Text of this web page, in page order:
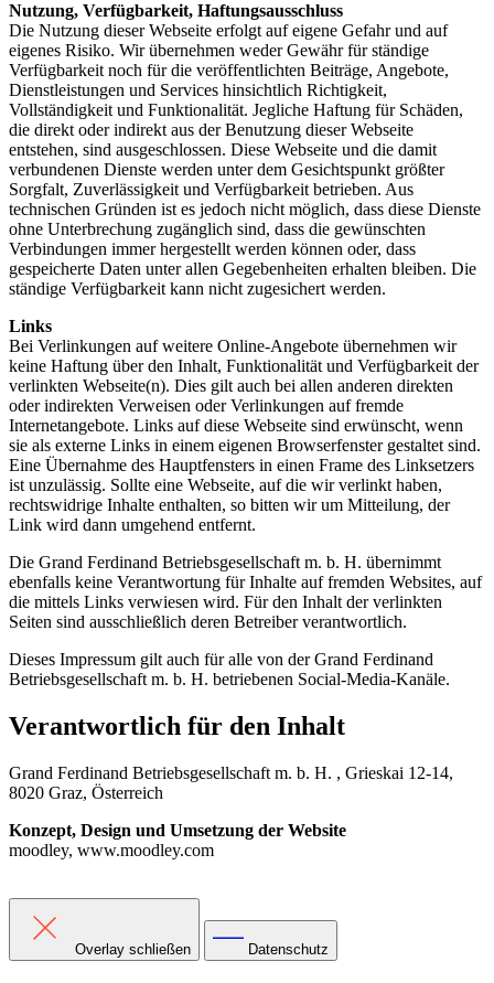
Nutzung, Verfügbarkeit, Haftungsausschluss
Die Nutzung dieser Webseite erfolgt auf eigene Gefahr und auf
eigenes Risiko. Wir übernehmen weder Gewähr für ständige
Verfügbarkeit noch für die veröffentlichten Beiträge, Angebote,
Dienstleistungen und Services hinsichtlich Richtigkeit,
Vollständigkeit und Funktionalität. Jegliche Haftung für Schäden,
die direkt oder indirekt aus der Benutzung dieser Webseite
entstehen, sind ausgeschlossen. Diese Webseite und die damit
verbundenen Dienste werden unter dem Gesichtspunkt größter
Sorgfalt, Zuverlässigkeit und Verfügbarkeit betrieben. Aus
technischen Gründen ist es jedoch nicht möglich, dass diese Dienste
ohne Unterbrechung zugänglich sind, dass die gewünschten
Verbindungen immer hergestellt werden können oder, dass
gespeicherte Daten unter allen Gegebenheiten erhalten bleiben. Die
ständige Verfügbarkeit kann nicht zugesichert werden.
Links
Bei Verlinkungen auf weitere Online-Angebote übernehmen wir
keine Haftung über den Inhalt, Funktionalität und Verfügbarkeit der
verlinkten Webseite(n). Dies gilt auch bei allen anderen direkten
oder indirekten Verweisen oder Verlinkungen auf fremde
Internetangebote. Links auf diese Webseite sind erwünscht, wenn
sie als externe Links in einem eigenen Browserfenster gestaltet sind.
Eine Übernahme des Hauptfensters in einen Frame des Linksetzers
ist unzulässig. Sollte eine Webseite, auf die wir verlinkt haben,
rechtswidrige Inhalte enthalten, so bitten wir um Mitteilung, der
Link wird dann umgehend entfernt.
Die Grand Ferdinand Betriebsgesellschaft m. b. H. übernimmt
ebenfalls keine Verantwortung für Inhalte auf fremden Websites, auf
die mittels Links verwiesen wird. Für den Inhalt der verlinkten
Seiten sind ausschließlich deren Betreiber verantwortlich.
Dieses Impressum gilt auch für alle von der Grand Ferdinand
Betriebsgesellschaft m. b. H. betriebenen Social-Media-Kanäle.
Verantwortlich für den Inhalt
Grand Ferdinand Betriebsgesellschaft m. b. H. , Grieskai 12-14,
8020 Graz, Österreich
Konzept, Design und Umsetzung der Website
moodley, www.moodley.com
Overlay schließen Datenschutz